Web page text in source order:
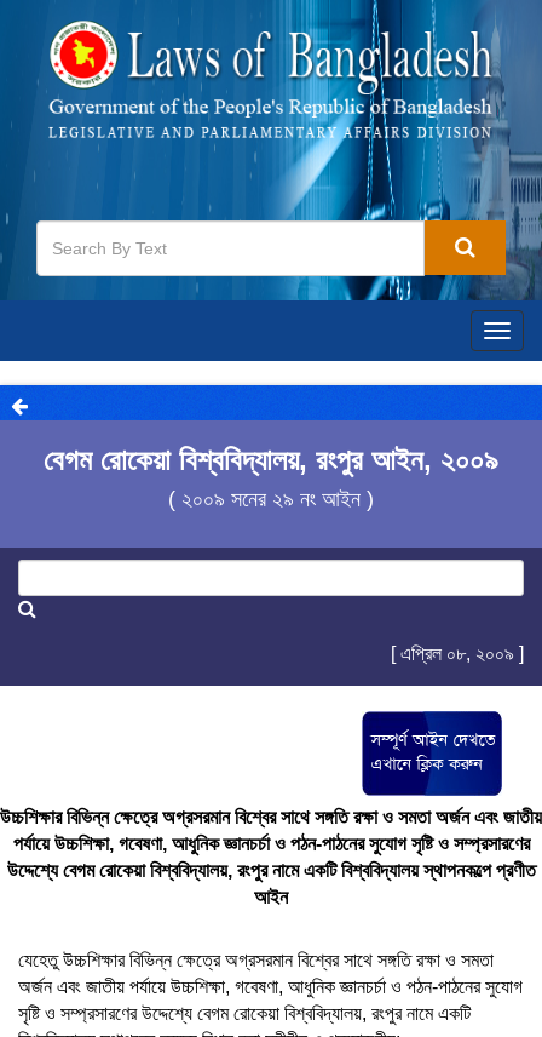
বেগম রোকেয়া বিশ্ববিদ্যালয়, রংপুর আইন, ২০০৯
( ২০০৯ সনের ২৯ নং আইন )
[ এপ্রিল ০৮, ২০০৯ ]
উচ্চশিক্ষার বিভিন্ন ক্ষেত্রে অগ্রসরমান বিশ্বের সাথে সঙ্গতি রক্ষা ও সমতা অর্জন এবং জাতীয়
পর্যায়ে উচ্চশিক্ষা, গবেষণা, আধুনিক জ্ঞানচর্চা ও পঠন-পাঠনের সুযোগ সৃষ্টি ও সম্প্রসারণের
উদ্দেশ্যে বেগম রোকেয়া বিশ্ববিদ্যালয়, রংপুর নামে একটি বিশ্ববিদ্যালয় স্থাপনকল্পে প্রণীত
আইন
যেহেতু উচ্চশিক্ষার বিভিন্ন ক্ষেত্রে অগ্রসরমান বিশ্বের সাথে সঙ্গতি রক্ষা ও সমতা
অর্জন এবং জাতীয় পর্যায়ে উচ্চশিক্ষা, গবেষণা, আধুনিক জ্ঞানচর্চা ও পঠন-পাঠনের সুযোগ
সৃষ্টি ও সম্প্রসারণের উদ্দেশ্যে বেগম রোকেয়া বিশ্ববিদ্যালয়, রংপুর নামে একটি